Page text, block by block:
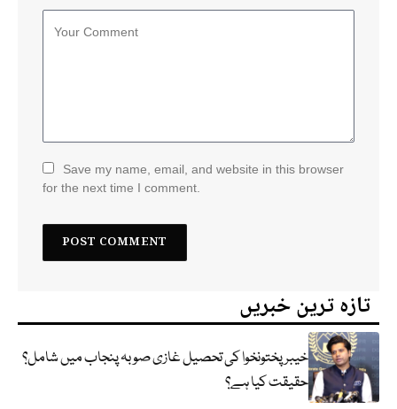
Save my name, email, and website in this browser
for the next time I comment.
تازہ ترین خبریں
خیبر پختونخوا کی تحصیل غازی صوبہ پنجاب میں شامل؟
حقیقت کیا ہے؟